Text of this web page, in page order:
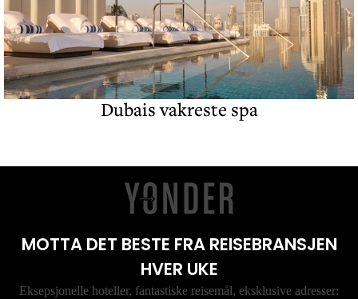
Dubais vakreste spa
MOTTA DET BESTE FRA REISEBRANSJEN
HVER UKE
Eksepsjonelle hoteller, fantastiske reisemål, eksklusive adresser: